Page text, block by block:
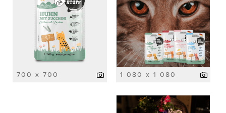
700 x 700 1 080 x 1 080